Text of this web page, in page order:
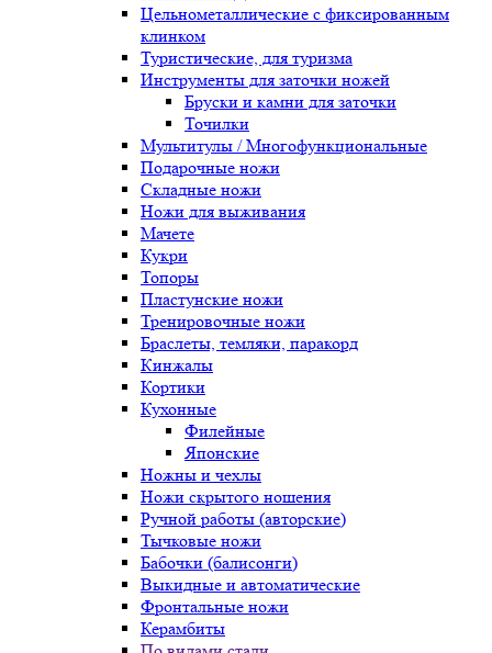
Цельнометаллические с фиксированным
клинком
Туристические, для туризма
Инструменты для заточки ножей
Бруски и камни для заточки
Точилки
Мультитулы / Многофункциональные
Подарочные ножи
Складные ножи
Ножи для выживания
Мачете
Кукри
Топоры
Пластунские ножи
Тренировочные ножи
Браслеты, темляки, паракорд
Кинжалы
Кортики
Кухонные
Филейные
Японские
Ножны и чехлы
Ножи скрытого ношения
Ручной работы (авторские)
Тычковые ножи
Бабочки (балисонги)
Выкидные и автоматические
Фронтальные ножи
Керамбиты